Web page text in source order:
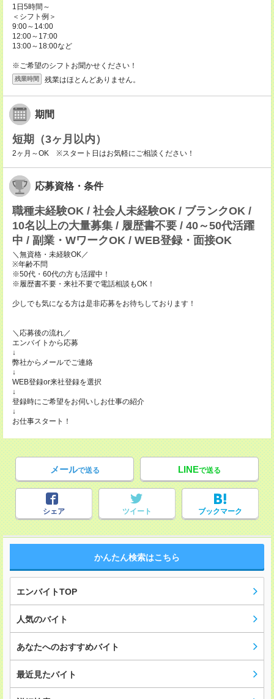
1日5時間～
＜シフト例＞
9:00～14:00
12:00～17:00
13:00～18:00など
※ご希望のシフトお聞かせください！
残業時間 残業はほとんどありません。
期間
短期（3ヶ月以内）
2ヶ月～OK ※スタート日はお気軽にご相談ください！
応募資格・条件
職種未経験OK / 社会人未経験OK / ブランクOK /
10名以上の大量募集 / 履歴書不要 / 40～50代活躍
中 / 副業・WワークOK / WEB登録・面接OK
＼無資格・未経験OK／
※年齢不問
※50代・60代の方も活躍中！
※履歴書不要・来社不要で電話相談もOK！
少しでも気になる方は是非応募をお待ちしております！
＼応募後の流れ／
エンバイトから応募
↓
弊社からメールでご連絡
↓
WEB登録or来社登録を選択
↓
登録時にご希望をお伺いしお仕事の紹介
↓
お仕事スタート！
メールで送る LINEで送る
シェア ツイート ブックマーク
かんたん検索はこちら
エンバイトTOP
人気のバイト
あなたへのおすすめバイト
最近見たバイト